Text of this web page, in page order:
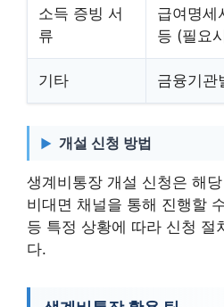
소득 증빙 서
류
급여명세
등 (필요
기타 금융기관
개설 신청 방법
생계비통장 개설 신청은 해
비대면 채널을 통해 진행할
등 특정 상황에 따라 신청 절
다.